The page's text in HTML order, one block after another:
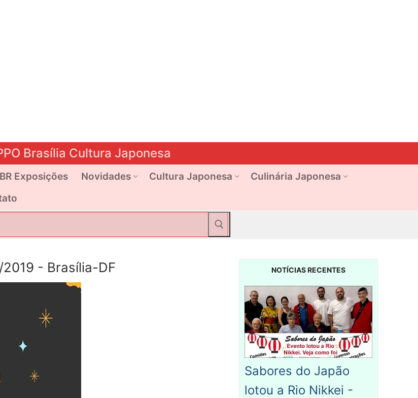
Brasília Cultura Japonesa
Exposições Novidades Cultura Japonesa
Culinária Japonesa
- Brasília-DF NOTÍCIAS RECENTES
Sabores do Japão
lotou a Rio Nikkei -